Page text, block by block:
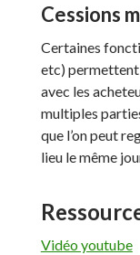
Cessions
Certaines
etc) permettent
avec les
multiples
que l’on peut
lieu le même
Vidéo youtube